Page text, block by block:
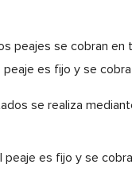
peajes se cobran
es fijo y se
se realiza
es fijo y se